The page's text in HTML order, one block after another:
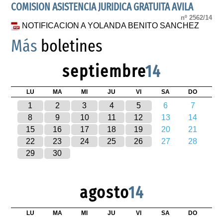
COMISION ASISTENCIA JURIDICA GRATUITA AVILA
nº 2562/14
NOTIFICACION A YOLANDA BENITO SANCHEZ
Más boletines
septiembre14
LU MA MI JU VI SA DO
1 2 3 4 5 6
7
8
9 10 11 12 13
14
15
16 17 18 19 20
21
22
23 24 25 26 27
28
29
30
agosto14
LU MA MI JU VI SA DO